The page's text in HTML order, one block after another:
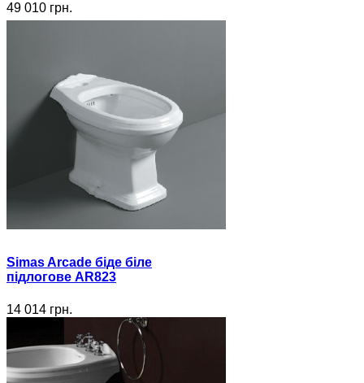
49 010 грн.
Simas Arcade біде біле
підлогове AR823
14 014 грн.